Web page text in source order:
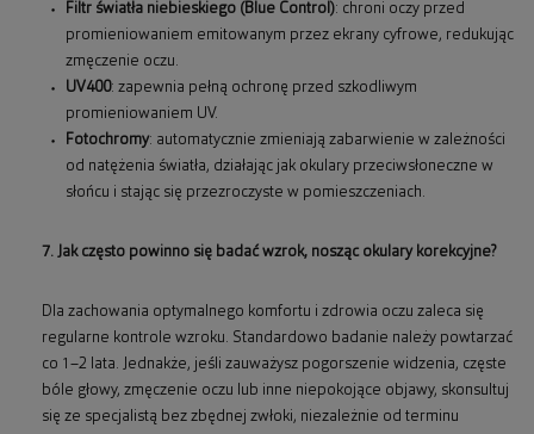
Filtr światła niebieskiego (Blue Control): chroni oczy przed
promieniowaniem emitowanym przez ekrany cyfrowe, redukując
zmęczenie oczu.
UV400: zapewnia pełną ochronę przed szkodliwym
promieniowaniem UV.
Fotochromy: automatycznie zmieniają zabarwienie w zależności
od natężenia światła, działając jak okulary przeciwsłoneczne w
słońcu i stając się przezroczyste w pomieszczeniach.
7. Jak często powinno się badać wzrok, nosząc okulary korekcyjne?
Dla zachowania optymalnego komfortu i zdrowia oczu zaleca się
regularne kontrole wzroku. Standardowo badanie należy powtarzać
co 1–2 lata. Jednakże, jeśli zauważysz pogorszenie widzenia, częste
bóle głowy, zmęczenie oczu lub inne niepokojące objawy, skonsultuj
się ze specjalistą bez zbędnej zwłoki, niezależnie od terminu